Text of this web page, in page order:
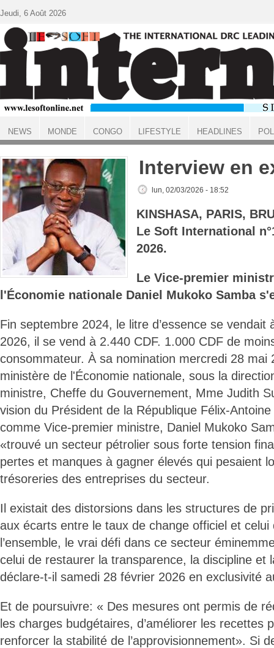
ACCUEIL
Interview en
lun, 02/03/2026 - 18:52
KINSHASA, PARIS,
Le Soft International
2026.
Le Vice-premier
l'Économie nationale Daniel Mukoko Samba
Fin septembre 2024, le litre d’essence se vendait
2026, il se vend à 2.440 CDF. 1.000 CDF de
consommateur. À sa nomination mercredi 28 mai
ministère de l'Économie nationale, sous la
ministre, Cheffe du Gouvernement, Mme Judith
vision du Président de la République Félix-
comme Vice-premier ministre, Daniel Mukoko
«trouvé un secteur pétrolier sous forte tension
pertes et manques à gagner élevés qui pesaient
trésoreries des entreprises du secteur.
Il existait des distorsions dans les structures de
aux écarts entre le taux de change officiel et celui
l’ensemble, le vrai défi dans ce secteur
celui de restaurer la transparence, la discipline et
déclare-t-il samedi 28 février 2026 en exclusivité
Et de poursuivre: « Des mesures ont permis de
les charges budgétaires, d’améliorer les recettes
renforcer la stabilité de l’approvisionnement». Si
Jeudi, 6 Août 2026
NEWS MONDE CONGO LIFESTYLE HEADLINES